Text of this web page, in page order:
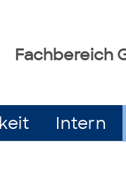
Fachbereich
Intern